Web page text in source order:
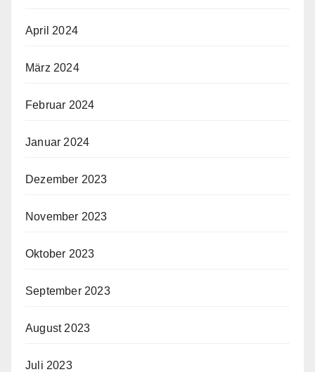
April 2024
März 2024
Februar 2024
Januar 2024
Dezember 2023
November 2023
Oktober 2023
September 2023
August 2023
Juli 2023